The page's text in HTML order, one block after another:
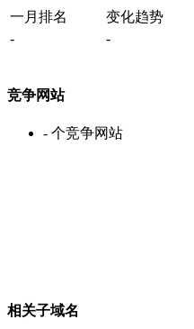
一月排名
变化趋势
-
-
竞争网站
- 个竞争网站
相关子域名